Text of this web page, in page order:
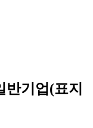
기업(표지